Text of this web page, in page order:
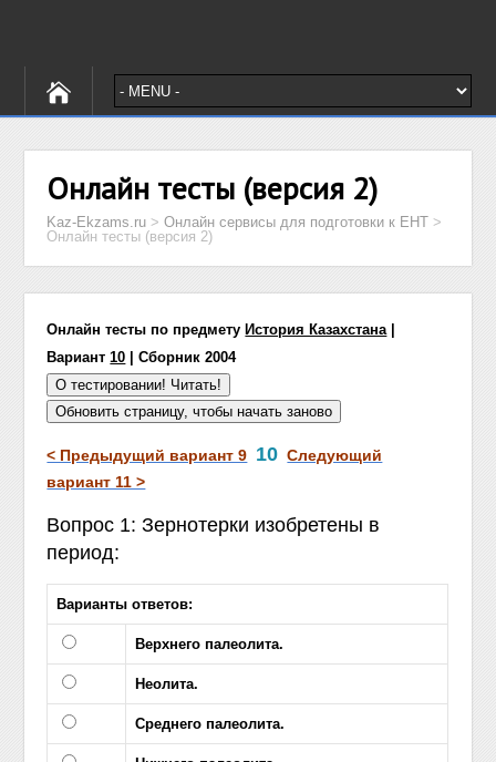
Онлайн тесты (версия 2)
Kaz-Ekzams.ru >Онлайн сервисы для подготовки к ЕНТ >
Онлайн тесты (версия 2)
Онлайн тесты по предмету История Казахстана|
Вариант10 | Сборник 2004
< Предыдущий вариант 9 10 Следующий
вариант 11 >
Вопрос 1: Зернотерки изобретены в
период:
Варианты ответов:
Верхнего палеолита.
Неолита.
Среднего палеолита.